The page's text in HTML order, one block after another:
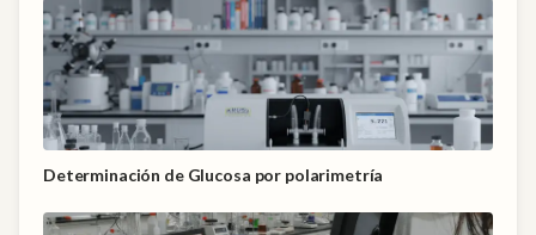
Determinación de Glucosa por polarimetría